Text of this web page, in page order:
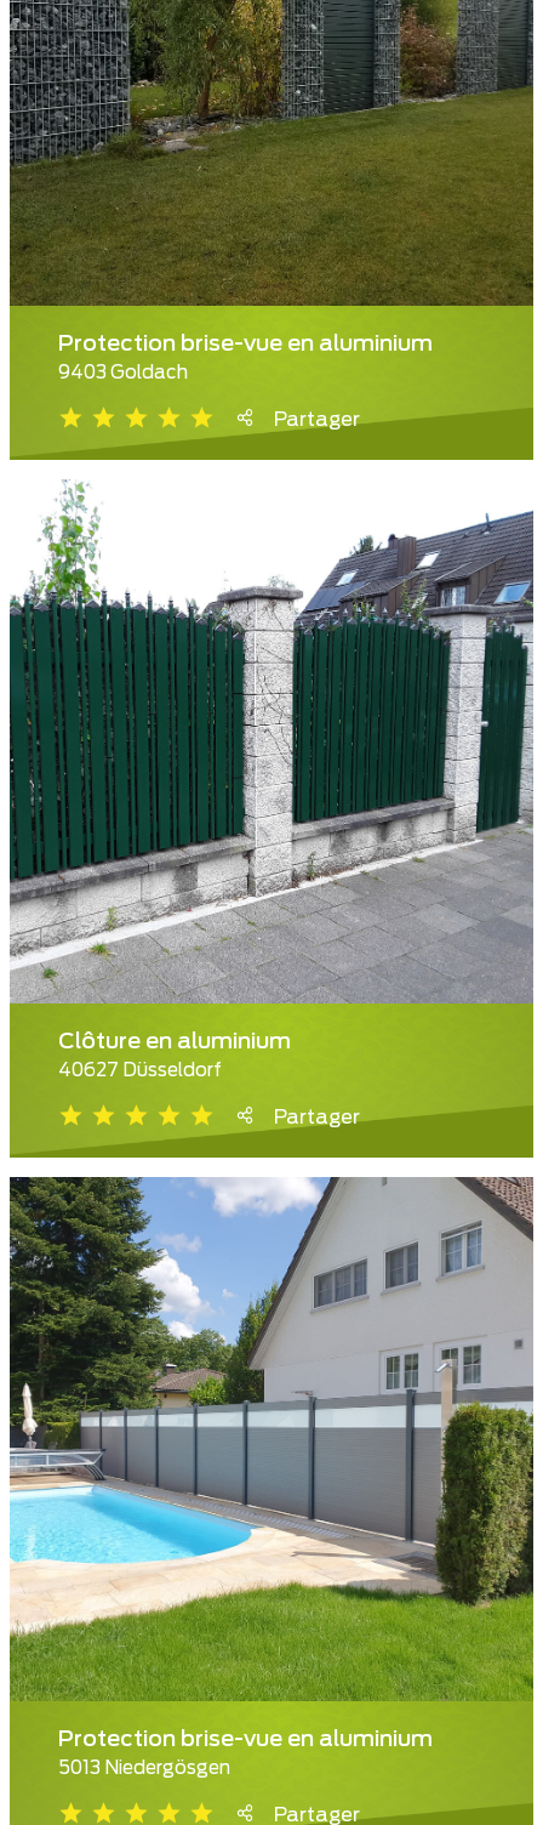
Protection brise-vue en aluminium
9403 Goldach
Partager
Clôture en aluminium
40627 Düsseldorf
Partager
Protection brise-vue en aluminium
5013 Niedergösgen
Partager